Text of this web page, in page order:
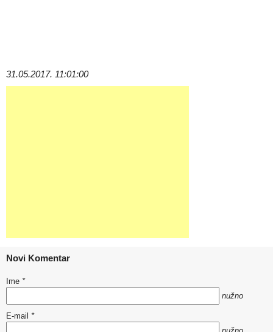
31.05.2017. 11:01:00
Novi Komentar
Ime *
nužno
E-mail *